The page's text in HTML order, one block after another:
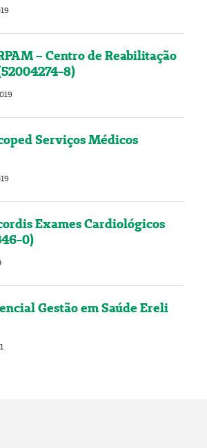
– Centro de Reabilitação
8)
Serviços Médicos
Exames Cardiológicos
0)
Gestão em Saúde Ereli